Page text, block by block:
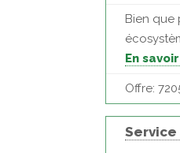
Bien que
En
Offre: